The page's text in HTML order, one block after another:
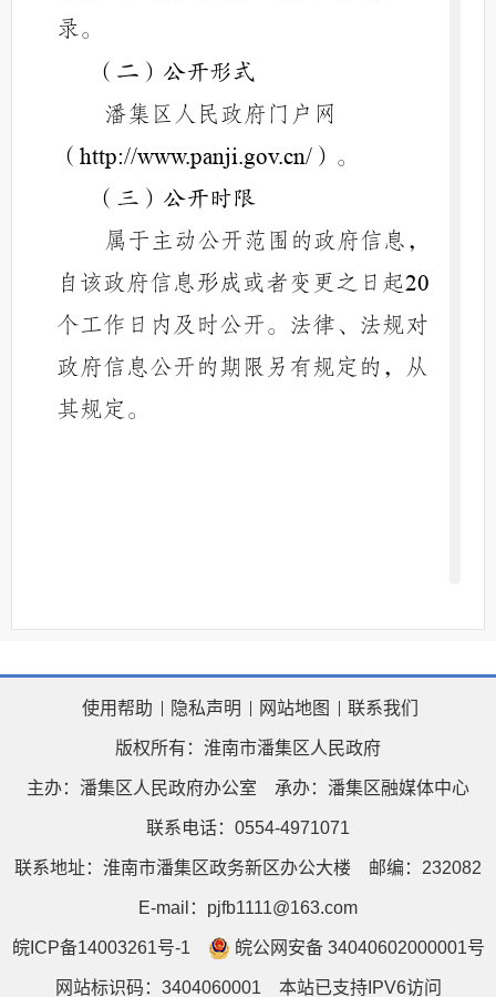
录。
（二）公开形式
潘集区人民政府门户网
（ http://www.panji.gov.cn/ ）。
（三）公开时限
属于主动公开范围的政府信息，
自该政府信息形成或者变更之日起20
个工作日内及时公开。法律、法规对
政府信息公开的期限另有规定的，从
其规定。
本机关在公开政府信息前，将依照
以及其他法律、法规和国家有关规定
对拟公开的政府信息进行审查。
（一）受理机构
机构名称：潘集区住房和城
设局 ；办公地址：安徽省淮南市潘集
区政务新区建委大楼 211 室；办公时
间：
法定工作日 上午
使用帮助 隐私声明 网站地图 联系我们
版权所有：淮南市潘集区人民政府
主办：潘集区人民政府办公室 承办：潘集区融媒体中心
联系电话：0554-4971071
联系地址：淮南市潘集区政务新区办公大楼 邮编：232082
E-mail：pjfb1111@163.com
皖ICP备14003261号-1 皖公网安备 34040602000001号
网站标识码：3404060001 本站已支持IPV6访问